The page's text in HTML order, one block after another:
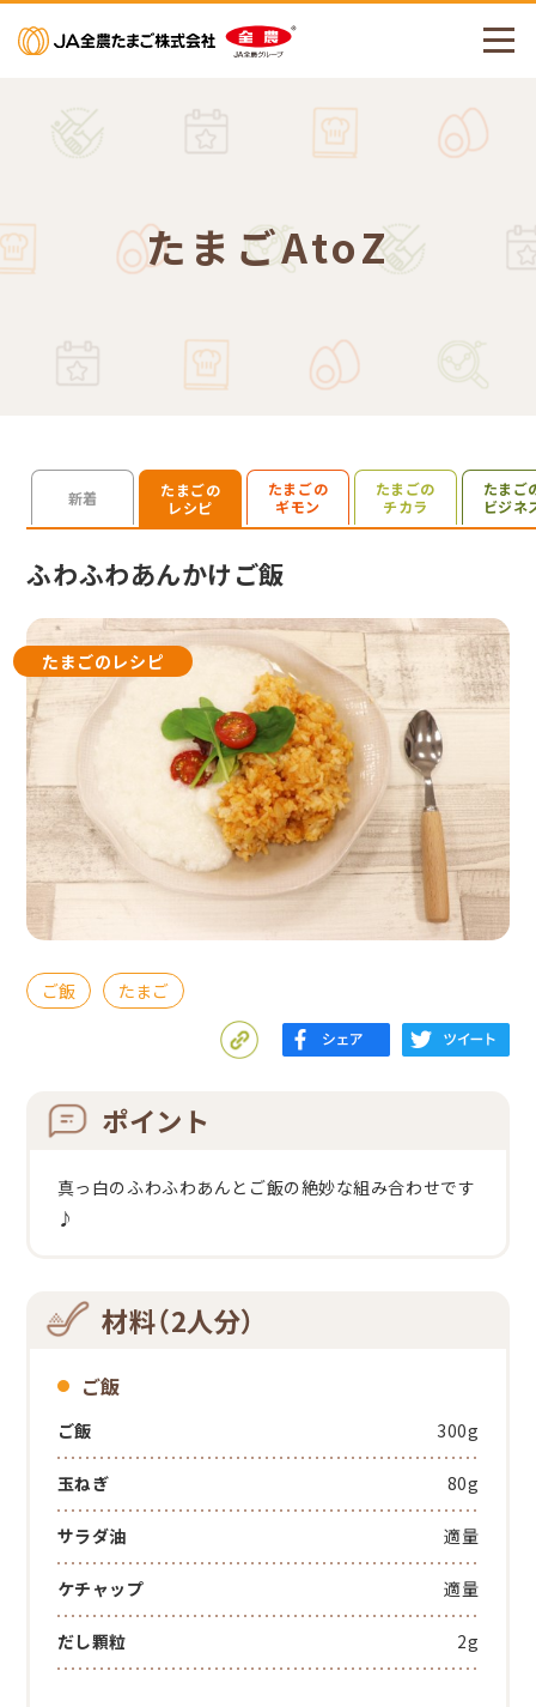
メニューを開く
たまごAtoZ
新着
たまごの
レシピ
たまごの
ギモン
たまごの
チカラ
たまご
ビジネ
検索を開く
ふわふわあんかけご飯
たまごのレシピ
ご飯 たまご
ポイント
真っ白のふわふわあんとご飯の絶妙な組み合わせです
♪
材料（2人分）
ご飯
ご飯 300g
玉ねぎ 80g
サラダ油 適量
ケチャップ 適量
だし顆粒 2g